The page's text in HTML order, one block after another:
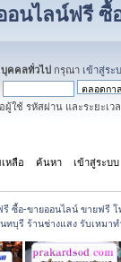
อนไลน์ฟรี ซื้
บุคคลทั่วไป กรุณา เข้าสู่ระ
ผู้ใช้ รหัสผ่าน และระยะเว
หลือ ค้นหา เข้าสู่ระบบ
รี ซื้อ-ขายออนไลน์ ขายฟรี
ทบุรี ร้านช่างแสง รับเหม